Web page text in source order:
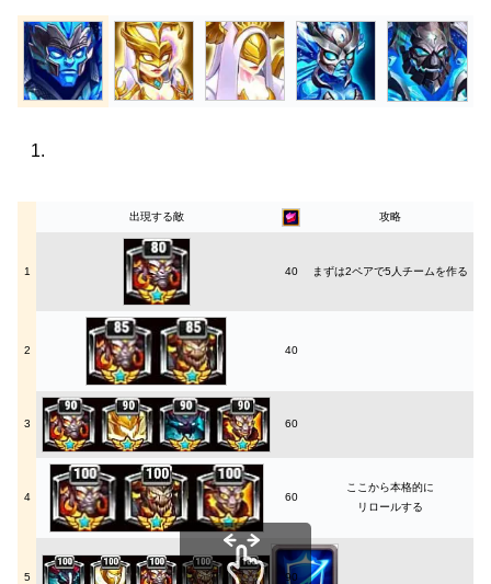
出現する敵 攻略
1 40 まずは2ペアで5人チームを作る
2 40
3 60
4 60
ここから本格的に
リロールする
5 90